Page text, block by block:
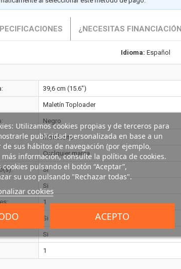
¿NECESITAS
Idioma: Español
39,6 cm (15.6")
Maletín Toploader
Negro
Monótono
Cualquier marca
Si
Si
1
Si
Si
1
Utilizamos cookies propias y de terceros para
publicidad personalizada en base a un
sus hábitos de navegación (por ejemplo,
información, consulte la política de cookies.
pulsando el botón “Aceptar”,
su uso pulsando "Rechazar todas".
cookies
ACEPTO